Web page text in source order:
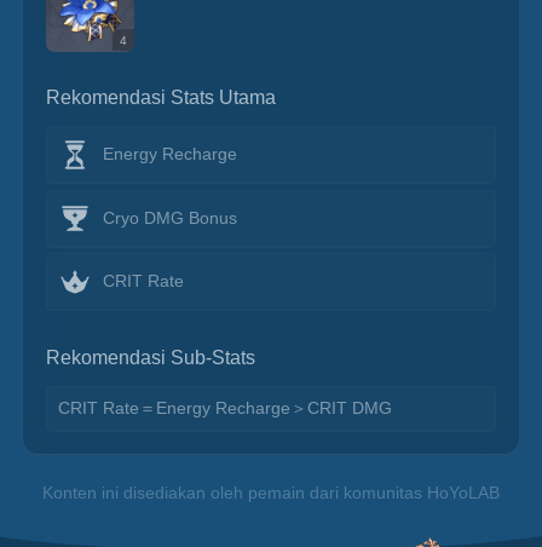
4
Rekomendasi Stats Utama
Energy Recharge
Cryo DMG Bonus
CRIT Rate
Rekomendasi Sub-Stats
CRIT Rate＝Energy Recharge＞CRIT DMG
Konten ini disediakan oleh pemain dari komunitas HoYoLAB